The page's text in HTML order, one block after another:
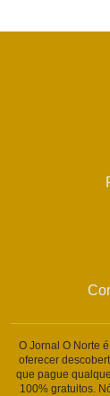
O Jornal O Norte
oferecer
que pague
100% gratuitos.